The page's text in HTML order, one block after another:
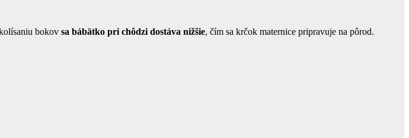
bokov sa bábätko pri chôdzi dostáva nižšie, čím sa krčok maternice pripravuje na pôrod.